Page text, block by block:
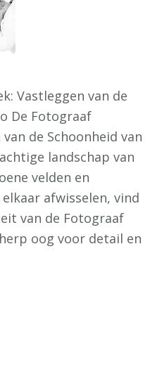
Vastleggen van de
De Fotograaf
de Schoonheid van
landschap van
velden en
afwisselen, vind
van de Fotograaf
oog voor detail en